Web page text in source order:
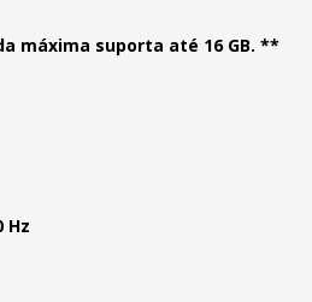
máxima suporta até 16 GB. **
Hz